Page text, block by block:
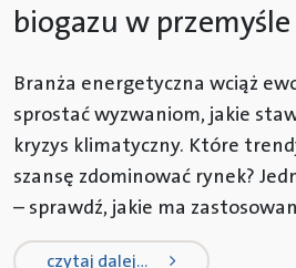
biogazu w przemyśle
Branża energetyczna wciąż
sprostać wyzwaniom, jakie
kryzys klimatyczny. Które
szansę zdominować rynek?
– sprawdź, jakie ma
czytaj dalej…from nowe